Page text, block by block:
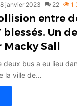
8 janvier 2023 22 1
entre
blessés. Un
Macky Sall
deux bus a eu lieu
la ville de…